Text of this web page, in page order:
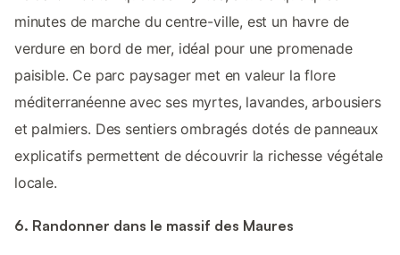
minutes de marche du centre-ville, est un havre de
verdure en bord de mer, idéal pour une promenade
paisible. Ce parc paysager met en valeur la flore
méditerranéenne avec ses myrtes, lavandes, arbousiers
et palmiers. Des sentiers ombragés dotés de panneaux
explicatifs permettent de découvrir la richesse végétale
locale.
6. Randonner dans le massif des Maures